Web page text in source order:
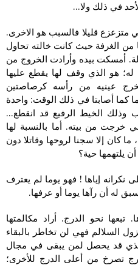
في ذلك ولا…
متزعزع قليلا فالسبب هو الاخرى.
من الغرفة حيث كانت خالته تحاول
أمسكت بيده وأرادت الخروج من
هو الذي وقف لها يقطع عليها
عينيه من رأسه كرصاصتين
كما أصابتا في ذلك الوقت: واحدة
وذلك الخيط الرفيع قد انقطع…
خرجت من بيته. أما بالنسبة لها
كان إلا سجنا لروحها وقاتلا دون
يلتهمها حية؟
نكرانه إياها ! فهو يوما لم يعترف
له أن رآها يوما أو عرفها.
نحو الدرج. أراد مكالمتها
السلالم فهي لن تخاطر بالبقاء
قد يحصل لمن يبقى في مجال
تصرخ من أعلى الدرج للأخرى؛